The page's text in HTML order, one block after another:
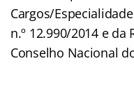
Cargos/
n.º 12.990/2014 e da
Conselho Nacional